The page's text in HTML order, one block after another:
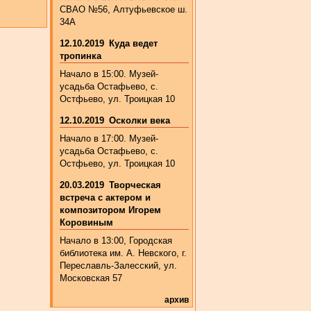
СВАО №56, Алтуфьевское ш.
34А
12.10.2019 Куда ведет
тропинка
Начало в 15:00. Музей-
усадьба Остафьево, с.
Остфьево, ул. Троицкая 10
12.10.2019 Осколки века
Начало в 17:00. Музей-
усадьба Остафьево, с.
Остфьево, ул. Троицкая 10
20.03.2019 Творческая
встреча с актером и
композитором Игорем
Коровиным
Начало в 13:00, Городская
библиотека им. А. Невского, г.
Переславль-Залесский, ул.
Московская 57
архив